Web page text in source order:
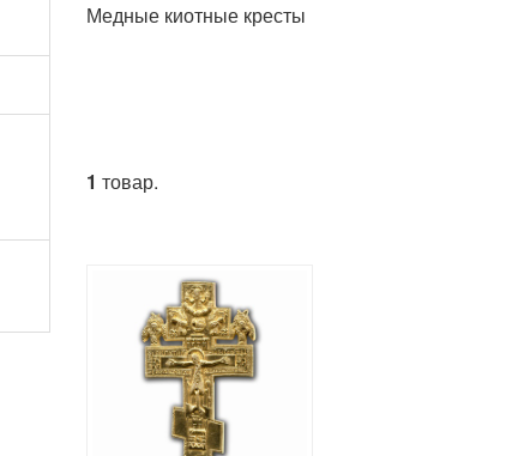
Медные киотные кресты
1 товар.